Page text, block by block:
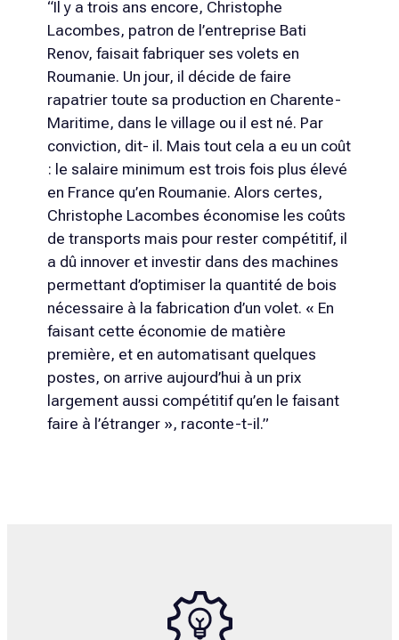
“Il y a trois ans encore, Christophe
Lacombes, patron de l’entreprise Bati
Renov, faisait fabriquer ses volets en
Roumanie. Un jour, il décide de faire
rapatrier toute sa production en Charente-
Maritime, dans le village ou il est né. Par
conviction, dit- il. Mais tout cela a eu un coût
: le salaire minimum est trois fois plus élevé
en France qu’en Roumanie. Alors certes,
Christophe Lacombes économise les coûts
de transports mais pour rester compétitif, il
a dû innover et investir dans des machines
permettant d’optimiser la quantité de bois
nécessaire à la fabrication d’un volet. « En
faisant cette économie de matière
première, et en automatisant quelques
postes, on arrive aujourd’hui à un prix
largement aussi compétitif qu’en le faisant
faire à l’étranger », raconte-t-il.”